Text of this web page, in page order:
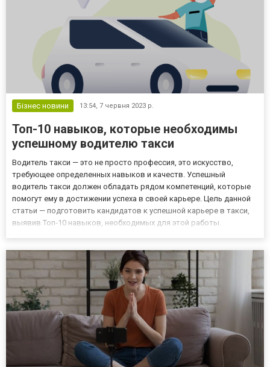
Бізнес новини 13:54, 7 червня 2023 р.
Топ-10 навыков, которые необходимы
успешному водителю такси
Водитель такси — это не просто профессия, это искусство,
требующее определенных навыков и качеств. Успешный
водитель такси должен обладать рядом компетенций, которые
помогут ему в достижении успеха в своей карьере. Цель данной
статьи — подготовить кандидатов к успешной карьере в такси,
выявив Топ-10 навыков, необходимых для этой работы.
Водитель д...